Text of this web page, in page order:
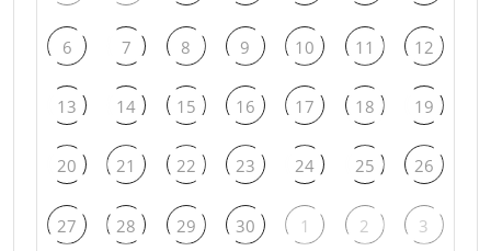
6 7 8 9 10 11 12
13 14 15 16 17 18 19
20 21 22 23 24 25 26
27 28 29 30 1 2 3